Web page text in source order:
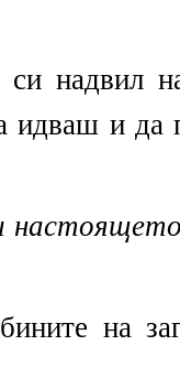
надвил
и да
на